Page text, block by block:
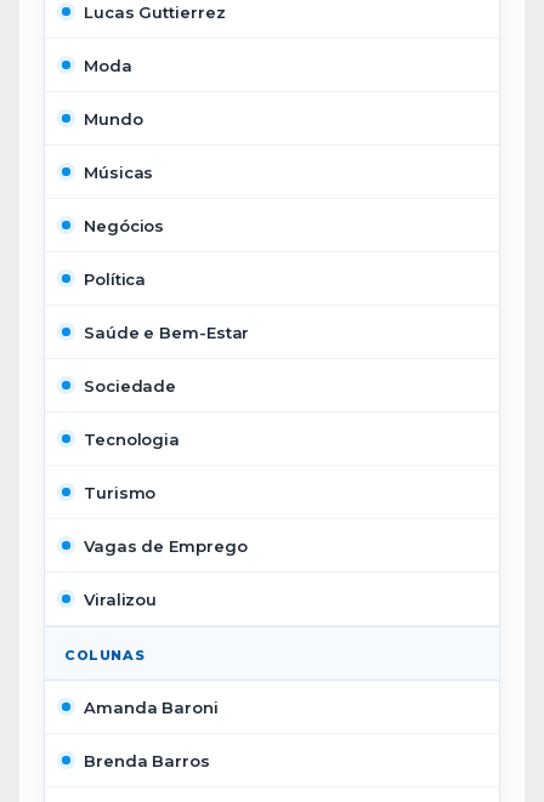
Lucas Guttierrez
Moda
Mundo
Músicas
Negócios
Política
Saúde e Bem-Estar
Sociedade
Tecnologia
Turismo
Vagas de Emprego
Viralizou
COLUNAS
Amanda Baroni
Brenda Barros